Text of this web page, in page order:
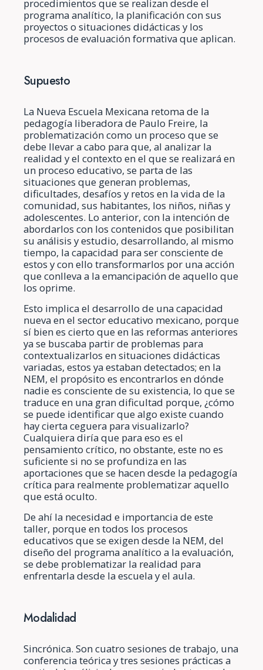
procedimientos que se realizan desde el
programa analítico, la planificación con sus
proyectos o situaciones didácticas y los
procesos de evaluación formativa que aplican.
Supuesto
La Nueva Escuela Mexicana retoma de la
pedagogía liberadora de Paulo Freire, la
problematización como un proceso que se
debe llevar a cabo para que, al analizar la
realidad y el contexto en el que se realizará en
un proceso educativo, se parta de las
situaciones que generan problemas,
dificultades, desafíos y retos en la vida de la
comunidad, sus habitantes, los niños, niñas y
adolescentes. Lo anterior, con la intención de
abordarlos con los contenidos que posibilitan
su análisis y estudio, desarrollando, al mismo
tiempo, la capacidad para ser consciente de
estos y con ello transformarlos por una acción
que conlleva a la emancipación de aquello que
los oprime.
Esto implica el desarrollo de una capacidad
nueva en el sector educativo mexicano, porque
sí bien es cierto que en las reformas anteriores
ya se buscaba partir de problemas para
contextualizarlos en situaciones didácticas
variadas, estos ya estaban detectados; en la
NEM, el propósito es encontrarlos en dónde
nadie es consciente de su existencia, lo que se
traduce en una gran dificultad porque, ¿cómo
se puede identificar que algo existe cuando
hay cierta ceguera para visualizarlo?
Cualquiera diría que para eso es el
pensamiento crítico, no obstante, este no es
suficiente si no se profundiza en las
aportaciones que se hacen desde la pedagogía
crítica para realmente problematizar aquello
que está oculto.
De ahí la necesidad e importancia de este
taller, porque en todos los procesos
educativos que se exigen desde la NEM, del
diseño del programa analítico a la evaluación,
se debe problematizar la realidad para
enfrentarla desde la escuela y el aula.
Modalidad
Sincrónica. Son cuatro sesiones de trabajo, una
conferencia teórica y tres sesiones prácticas a